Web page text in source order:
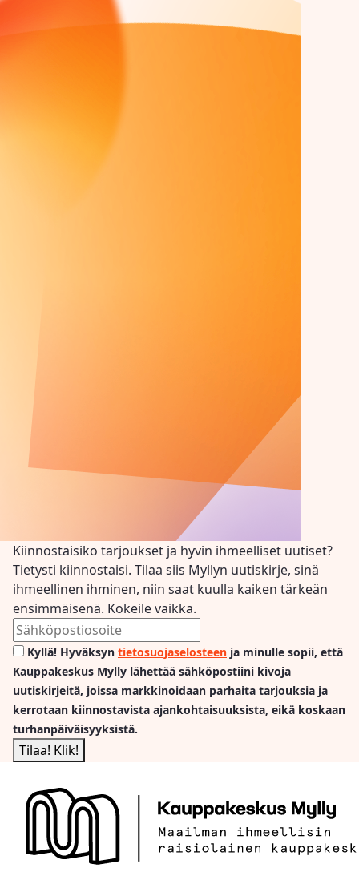
Kiinnostaisiko tarjoukset ja hyvin ihmeelliset uutiset?
Tietysti kiinnostaisi. Tilaa siis Myllyn uutiskirje, sinä
ihmeellinen ihminen, niin saat kuulla kaiken tärkeän
ensimmäisenä. Kokeile vaikka.
Kyllä! Hyväksyn tietosuojaselosteen ja minulle sopii, että
Kauppakeskus Mylly lähettää sähköpostiini kivoja
uutiskirjeitä, joissa markkinoidaan parhaita tarjouksia ja
kerrotaan kiinnostavista ajankohtaisuuksista, eikä koskaan
turhanpäiväisyyksistä.